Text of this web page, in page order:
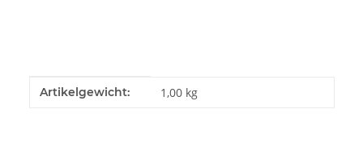
Produkteigenschaft
Wert
Artikelgewicht: 1,00 kg